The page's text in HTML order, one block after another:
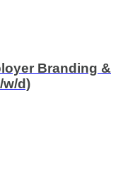
Branding &
w/d)